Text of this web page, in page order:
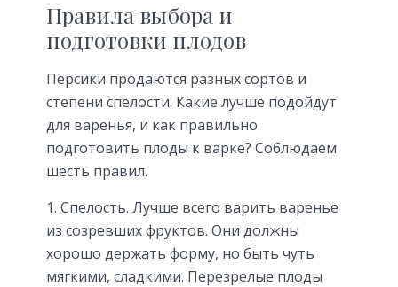
Правила выбора и
подготовки плодов
Персики продаются разных сортов и
степени спелости. Какие лучше подойдут
для варенья, и как правильно
подготовить плоды к варке? Соблюдаем
шесть правил.
Спелость. Лучше всего варить варенье
из созревших фруктов. Они должны
хорошо держать форму, но быть чуть
мягкими, сладкими. Перезрелые плоды